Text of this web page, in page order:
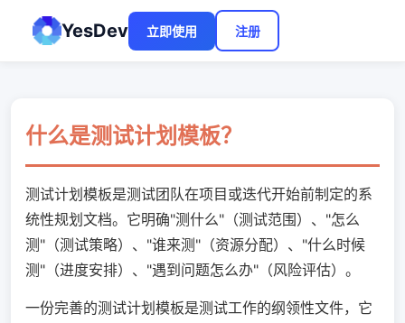
YesDev 立即使用 注册
什么是测试计划模板？
测试计划模板是测试团队在项目或迭代开始前制定的系
统性规划文档。它明确"测什么"（测试范围）、"怎么
测"（测试策略）、"谁来测"（资源分配）、"什么时候
测"（进度安排）、"遇到问题怎么办"（风险评估）。
一份完善的测试计划模板是测试工作的纲领性文件，它